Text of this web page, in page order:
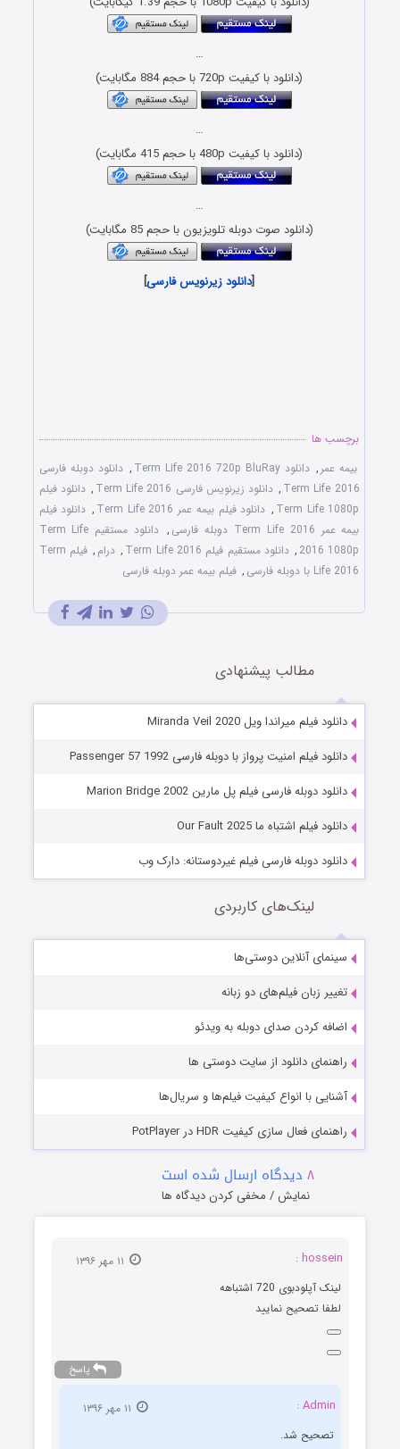
…
(دانلود با کیفیت 720p با حجم 884 مگابایت)
…
(دانلود با کیفیت 480p با حجم 415 مگابایت)
…
(دانلود صوت دوبله تلویزیون با حجم 85 مگابایت)
[دانلود زیرنویس فارسی]
برچسب ها
بیمه عمر , دانلود Term Life 2016 720p BluRay , دانلود دوبله فارسی
Term Life 2016
, دانلود زیرنویس فارسی Term Life 2016 , دانلود فیلم
Term Life 1080p
, دانلود فیلم بیمه عمر Term Life 2016 , دانلود فیلم
بیمه عمر Term Life 2016 دوبله فارسی
,
دانلود مستقیم Term Life
2016 1080p
, دانلود مستقیم فیلم Term Life 2016 , درام ,
فیلم Term
Life 2016 با دوبله فارسی
, فیلم بیمه عمر دوبله فارسی
مطالب پیشنهادی
دانلود فیلم میراندا ویل Miranda Veil 2020
دانلود فیلم امنیت پرواز با دوبله فارسی Passenger 57 1992
دانلود دوبله فارسی فیلم پل مارین Marion Bridge 2002
دانلود فیلم اشتباه ما Our Fault 2025
دانلود دوبله فارسی فیلم غیردوستانه: دارک وب
لینک‌های کاربردی
سینمای آنلاین دوستی‌ها
تغییر زبان فیلم‌های دو زبانه
اضافه کردن صدای دوبله به ویدئو
راهنمای دانلود از سایت دوستی ها
آشنایی با انواع کیفیت فیلم‌ها و سریال‌ها
راهنمای فعال سازی کیفیت HDR در PotPlayer
۸ دیدگاه ارسال شده است
نمایش / مخفی کردن دیدگاه ها
hossein :
لینک آپلودبوی 720 اشتباهه
لطفا تصحیح نمایید
پاسخ
Admin :
تصحیح شد.